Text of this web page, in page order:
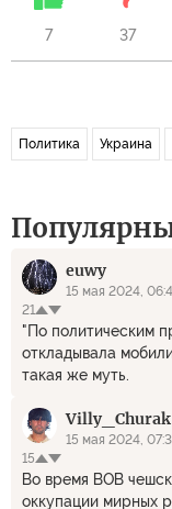
7 37
Политика Украина
euwy
15 мая 2024,
21
"По политическим
откладывала
такая же муть.
Villy_Churak
15 мая 2024,
15
Во время ВОВ
оккупации мирных